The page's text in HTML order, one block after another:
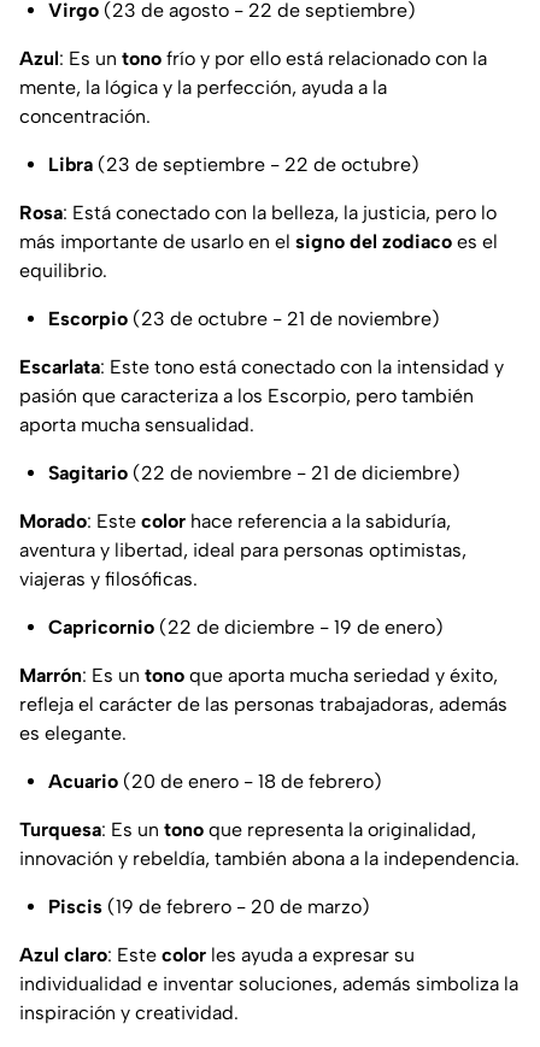
Virgo (23 de agosto - 22 de septiembre)
Azul: Es un tono frío y por ello está relacionado con la
mente, la lógica y la perfección, ayuda a la
concentración.
Libra (23 de septiembre - 22 de octubre)
Rosa: Está conectado con la belleza, la justicia, pero lo
más importante de usarlo en el signo del zodiaco es el
equilibrio.
Escorpio (23 de octubre - 21 de noviembre)
Escarlata: Este tono está conectado con la intensidad y
pasión que caracteriza a los Escorpio, pero también
aporta mucha sensualidad.
Sagitario (22 de noviembre - 21 de diciembre)
Morado: Este color hace referencia a la sabiduría,
aventura y libertad, ideal para personas optimistas,
viajeras y filosóficas.
Capricornio (22 de diciembre - 19 de enero)
Marrón: Es un tono que aporta mucha seriedad y éxito,
refleja el carácter de las personas trabajadoras, además
es elegante.
Acuario (20 de enero - 18 de febrero)
Turquesa: Es un tono que representa la originalidad,
innovación y rebeldía, también abona a la independencia.
Piscis (19 de febrero - 20 de marzo)
Azul claro: Este color les ayuda a expresar su
individualidad e inventar soluciones, además simboliza la
inspiración y creatividad.